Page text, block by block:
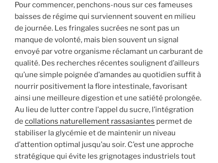
Pour commencer, penchons-nous sur ces fameuses
baisses de régime qui surviennent souvent en milieu
de journée. Les fringales sucrées ne sont pas un
manque de volonté, mais bien souvent un signal
envoyé par votre organisme réclamant un carburant de
qualité. Des recherches récentes soulignent d’ailleurs
qu’une simple poignée d’amandes au quotidien suffit à
nourrir positivement la flore intestinale, favorisant
ainsi une meilleure digestion et une satiété prolongée.
Au lieu de lutter contre l’appel du sucre, l’intégration
de collations naturellement rassasiantes permet de
stabiliser la glycémie et de maintenir un niveau
d’attention optimal jusqu’au soir. C’est une approche
stratégique qui évite les grignotages industriels tout